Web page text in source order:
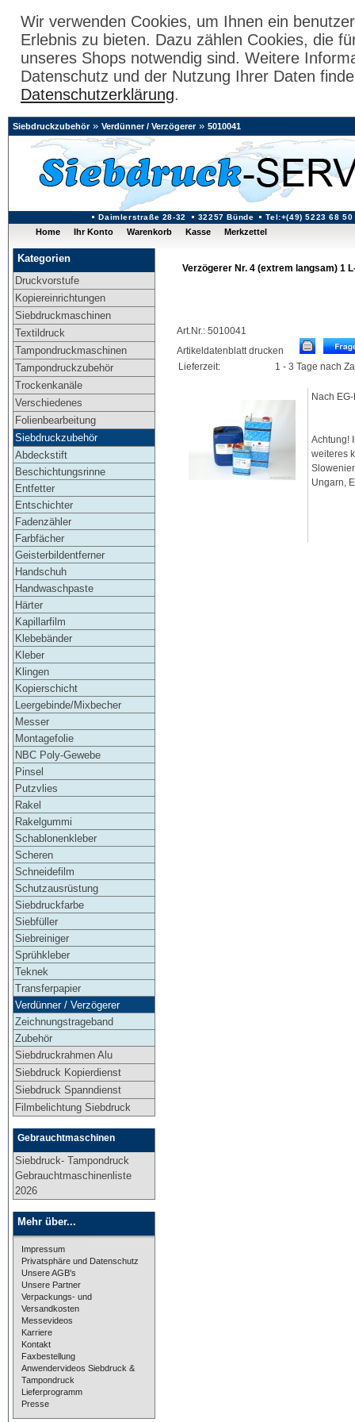
Wir verwenden Cookies, um Ihnen ein
Erlebnis zu bieten. Dazu zählen Cookies, die
unseres Shops notwendig sind. Weitere
Datenschutz und der Nutzung Ihrer Daten
Datenschutzerklärung.
Daimlerstraße 28-32 32257 Bünde Tel:+(49) 5223 68 50
Siebdruckzubehör» Verdünner / Verzögerer» 5010041
Home Ihr Konto Warenkorb Kasse Merkzettel
Kategorien
Druckvorstufe
Kopiereinrichtungen
Siebdruckmaschinen
Textildruck
Tampondruckmaschinen
Tampondruckzubehör
Trockenkanäle
Verschiedenes
Folienbearbeitung
Siebdruckzubehör
Abdeckstift
Beschichtungsrinne
Entfetter
Entschichter
Fadenzähler
Farbfächer
Geisterbildentferner
Handschuh
Handwaschpaste
Härter
Kapillarfilm
Klebebänder
Kleber
Klingen
Kopierschicht
Leergebinde/Mixbecher
Messer
Montagefolie
NBC Poly-Gewebe
Pinsel
Putzvlies
Rakel
Rakelgummi
Schablonenkleber
Scheren
Schneidefilm
Schutzausrüstung
Siebdruckfarbe
Siebfüller
Siebreiniger
Sprühkleber
Teknek
Transferpapier
Verdünner / Verzögerer
Zeichnungstrageband
Zubehör
Siebdruckrahmen Alu
Siebdruck Kopierdienst
Siebdruck Spanndienst
Filmbelichtung Siebdruck
Gebrauchtmaschinen
Siebdruck- Tampondruck
Gebrauchtmaschinenliste
2026
Mehr über...
Impressum
Privatsphäre und Datenschutz
Unsere AGB's
Unsere Partner
Verpackungs- und
Versandkosten
Messevideos
Karriere
Kontakt
Faxbestellung
Anwendervideos Siebdruck &
Tampondruck
Lieferprogramm
Presse
Verzögerer Nr. 4 (extrem langsam) 1
Art.Nr.: 5010041
Artikeldatenblatt drucken
Lieferzeit:
1 - 3 Tage nach
Nach
Achtung!
weiteres
Ungarn,